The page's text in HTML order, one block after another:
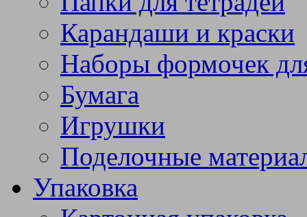
Карандаши и краски
Наборы формочек
Бумага
Игрушки
Поделочные
Упаковка